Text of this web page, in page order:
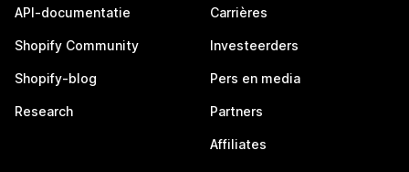
API-documentatie
Shopify Community
Shopify-blog
Research
Carrières
Investeerders
Pers en media
Partners
Affiliates